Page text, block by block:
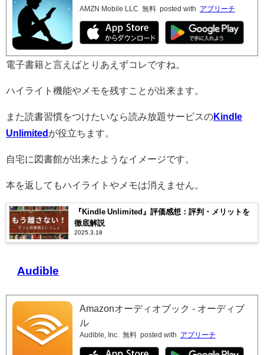
AMZN Mobile LLC 無料 posted with アプリーチ
電子書籍と言えばとりあえずコレですね。
ハイライト機能やメモを残すことが出来ます。
また読書習慣をつけたいなら読み放題サービスのKindle
Unlimitedが役立ちます。
自宅に図書館が出来たようなイメージです。
本を返してもハイライトやメモは消えません。
『Kindle Unlimited』評価感想：評判・メリットを
徹底解説
2025.3.18
Audible
Amazonオーディオブック - オーディブ
ル
Audible, Inc. 無料 posted with アプリーチ